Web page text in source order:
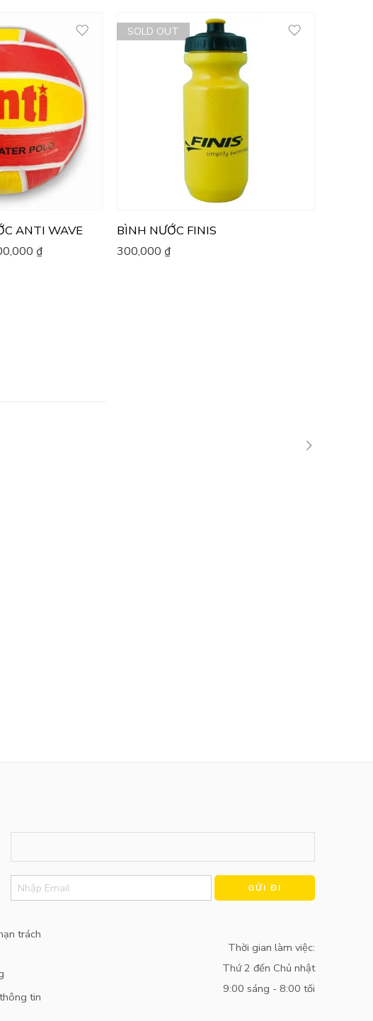
ANTI WAVE
₫
SOLD OUT
BÌNH NƯỚC FINIS
300,000 ₫
Alternative:
trách
tin
Thời gian làm việc:
Thứ 2 đến Chủ nhật
9:00 sáng - 8:00 tối